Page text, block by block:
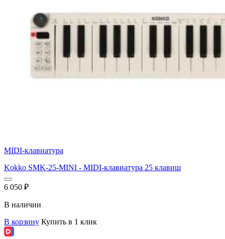
MIDI-клавиатура
Kokko SMK-25-MINI - MIDI-клавиатура 25 клавиш
6 050 ₽
В наличии
В корзину Купить в 1 клик